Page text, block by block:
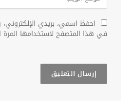
احفظ اسمي، بريدي الإلكتروني،
في هذا المتصفح لاستخدامها